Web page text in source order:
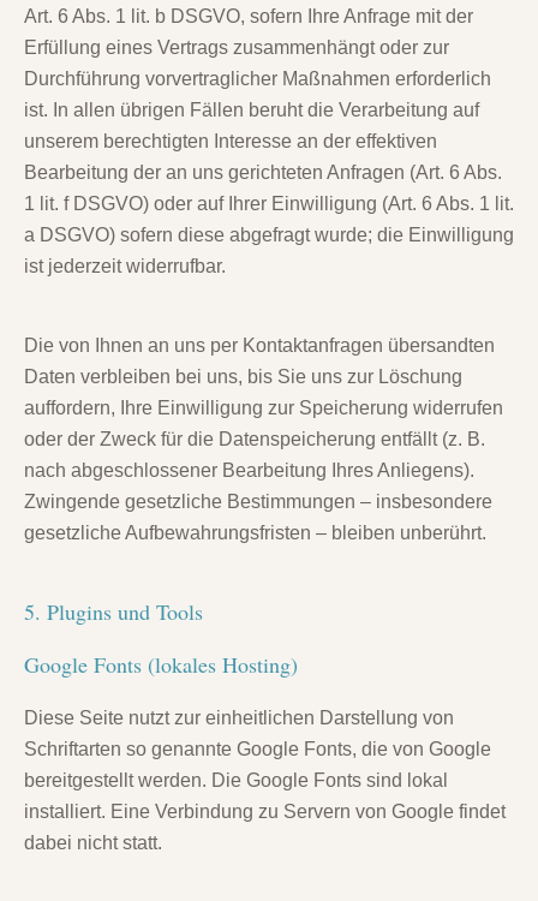
Art. 6 Abs. 1 lit. b DSGVO, sofern Ihre Anfrage mit der
Erfüllung eines Vertrags zusammenhängt oder zur
Durchführung vorvertraglicher Maßnahmen erforderlich
ist. In allen übrigen Fällen beruht die Verarbeitung auf
unserem berechtigten Interesse an der effektiven
Bearbeitung der an uns gerichteten Anfragen (Art. 6 Abs.
1 lit. f DSGVO) oder auf Ihrer Einwilligung (Art. 6 Abs. 1 lit.
a DSGVO) sofern diese abgefragt wurde; die Einwilligung
ist jederzeit widerrufbar.
Die von Ihnen an uns per Kontaktanfragen übersandten
Daten verbleiben bei uns, bis Sie uns zur Löschung
auffordern, Ihre Einwilligung zur Speicherung widerrufen
oder der Zweck für die Datenspeicherung entfällt (z. B.
nach abgeschlossener Bearbeitung Ihres Anliegens).
Zwingende gesetzliche Bestimmungen – insbesondere
gesetzliche Aufbewahrungsfristen – bleiben unberührt.
5. Plugins und Tools
Google Fonts (lokales Hosting)
Diese Seite nutzt zur einheitlichen Darstellung von
Schriftarten so genannte Google Fonts, die von Google
bereitgestellt werden. Die Google Fonts sind lokal
installiert. Eine Verbindung zu Servern von Google findet
dabei nicht statt.